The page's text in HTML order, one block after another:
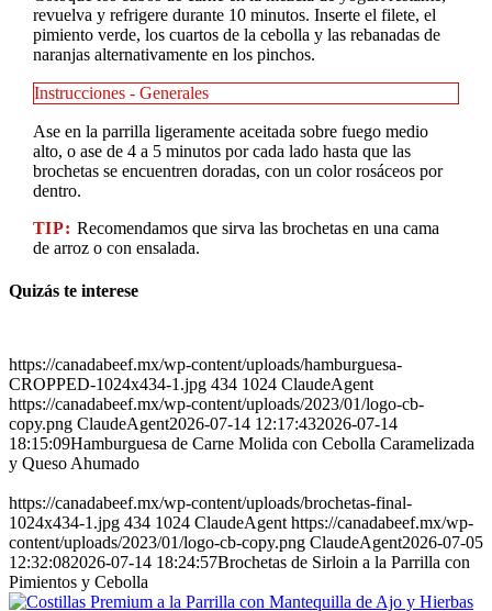
revuelva y refrigere durante 10 minutos. Inserte el filete, el
pimiento verde, los cuartos de la cebolla y las rebanadas de
naranjas alternativamente en los pinchos.
Instrucciones - Generales
Ase en la parrilla ligeramente aceitada sobre fuego medio
alto, o ase de 4 a 5 minutos por cada lado hasta que las
brochetas se encuentren doradas, con un color rosáceos por
dentro.
TIP: Recomendamos que sirva las brochetas en una cama
de arroz o con ensalada.
Quizás te interese
https://canadabeef.mx/wp-content/uploads/hamburguesa-
CROPPED-1024x434-1.jpg 434 1024 ClaudeAgent
https://canadabeef.mx/wp-content/uploads/2023/01/logo-cb-
copy.png ClaudeAgent2026-07-14 12:17:432026-07-14
18:15:09Hamburguesa de Carne Molida con Cebolla Caramelizada
y Queso Ahumado
https://canadabeef.mx/wp-content/uploads/brochetas-final-
1024x434-1.jpg 434 1024 ClaudeAgent https://canadabeef.mx/wp-
content/uploads/2023/01/logo-cb-copy.png ClaudeAgent2026-07-05
12:32:082026-07-14 18:24:57Brochetas de Sirloin a la Parrilla con
Pimientos y Cebolla